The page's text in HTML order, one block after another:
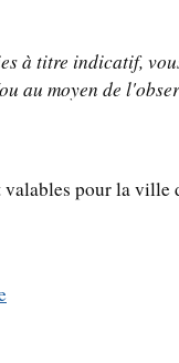
à titre indicatif,
au moyen de
valables pour la ville